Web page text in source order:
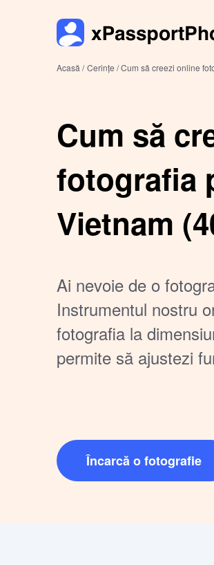
Acasă / Cerințe /Cum să creezi online
Cum să
fotografia
Vietnam
Ai nevoie de o
Instrumentul nostru
fotografia la
permite să ajustezi
Încarcă o fotografie